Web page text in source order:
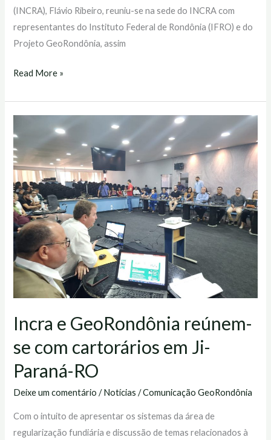
(INCRA), Flávio Ribeiro, reuniu-se na sede do INCRA com
representantes do Instituto Federal de Rondônia (IFRO) e do
Projeto GeoRondônia, assim
Read More »
Incra e GeoRondônia reúnem-
se com cartorários em Ji-
Paraná-RO
Deixe um comentário /Notícias /Comunicação GeoRondônia
Com o intuito de apresentar os sistemas da área de
regularização fundiária e discussão de temas relacionados à
e
GeoRondônia
reúnem-
se
com
cartorários
em
Ji-
Paraná-